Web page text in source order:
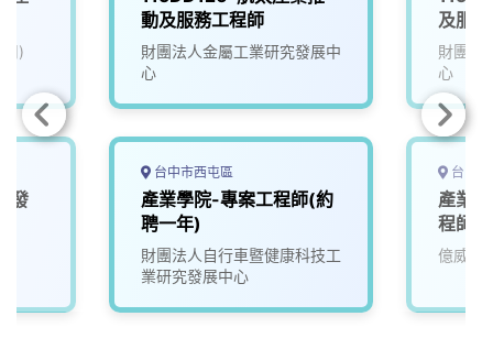
)
發
動及服務工程師
財團法人金屬工業研究發展中
心
台中市西屯區
產業學院-專案工程師(約
聘一年)
財團法人自行車暨健康科技工
業研究發展中心
及服
財團法
心
台中
產業
程師
億威電